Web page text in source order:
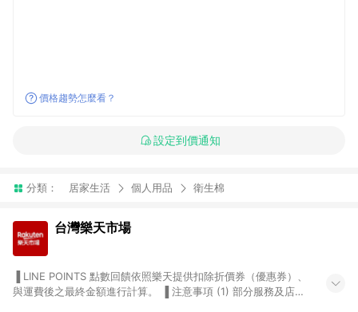
價格趨勢怎麼看？
設定到價通知
分類： 居家生活 個人用品 衛生棉
台灣樂天市場
與運費後之最終金額進行計算。 ▐ 注意事項 (1) 部分服務及店家